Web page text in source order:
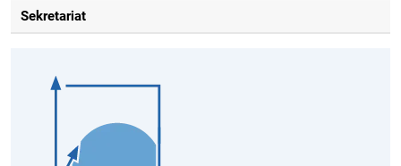
Sekretariat